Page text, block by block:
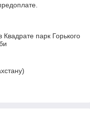
парк Горького